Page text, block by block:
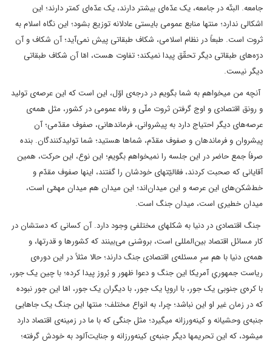
جامعه. البتّه در جامعه، یک عدّه‌ای بیشتر دارند، یک عدّه‌ای کمتر دارند؛ این
اشکالی ندارد؛ منتها منابع عمومی بایستی عادلانه توزیع بشود؛ این نگاه اسلام به
ثروت است. طبعاً در نظام اسلامی، شکاف طبقاتی پیش نمی‌آید؛ آن شکاف و آن
درّه‌های طبقاتی دیگر تحقّق پیدا نمیکند؛ تفاوت هست، امّا آن شکاف طبقاتی
دیگر نیست.
آنچه من میخواهم به شما بگویم در درجه‌ی اوّل، این است که این عرصه‌ی تولید
و رونق اقتصادی و اوج گرفتن ثروت ملّی و رفاه عمومی در کشور، مثل همه‌ی
عرصه‌های دیگر احتیاج دارد به پیشروانی، فرماندهانی، صفوف مقدّمی؛ آن
پیشروان و فرماندهان و صفوف مقدّم، شماها هستید؛ شما تولیدکنندگان. بنده
صرفاً جمع حاضر در این جلسه را نمیخواهم بگویم؛ این نوع، این حرکت، همین
آقایانی که صحبت کردند، فعّالیّتهای خودشان را گفتند، اینها صفوف مقدّم و
خط‌شکن‌های این عرصه و این میدان‌اند؛ این میدان هم میدان مهمّی است،
میدان خطیری است، میدان جنگ است.
جنگ اقتصادی در دنیا به شکلهای مختلفی وجود دارد. آن کسانی که دستشان در
کار مسائل اقتصاد بین‌المللی است، بروشنی می‌بینند که کشورها و قدرتها، و
همه‌ی دنیا با هم سرِ مسئله‌ی اقتصادی جنگ دارند؛ حالا مثلاً در این دوره‌ی
ریاست جمهوریِ آمریکا این جنگ و دعوا ظهور و بُروز پیدا کرده؛ با چین یک ‌جور،
با کره‌ی‌ جنوبی یک ‌جور، با اروپا یک ‌جور، با دیگران یک ‌جور، امّا این‌ جور نبوده
که در زمان غیر او این نباشد؛ چرا، به انواع مختلف؛ منتها این جنگ یک جاهایی
جنبه‌ی وحشیانه و کینه‌ورزانه میگیرد؛ مثل جنگی که با ما در زمینه‌ی اقتصاد دارد
میشود، که این تحریمها دیگر جنبه‌ی کینه‌ورزانه و جنایت‌آلود به خودش گرفته؛